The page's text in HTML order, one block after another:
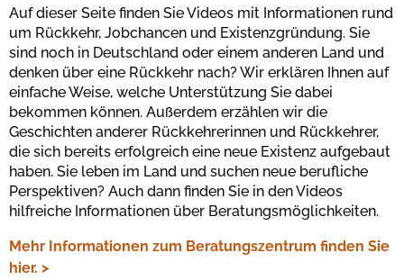
Auf dieser Seite finden Sie Videos mit Informationen rund
um Rückkehr, Jobchancen und Existenzgründung. Sie
sind noch in Deutschland oder einem anderen Land und
denken über eine Rückkehr nach? Wir erklären Ihnen auf
einfache Weise, welche Unterstützung Sie dabei
bekommen können. Außerdem erzählen wir die
Geschichten anderer Rückkehrerinnen und Rückkehrer,
die sich bereits erfolgreich eine neue Existenz aufgebaut
haben. Sie leben im Land und suchen neue berufliche
Perspektiven? Auch dann finden Sie in den Videos
hilfreiche Informationen über Beratungsmöglichkeiten.
Mehr Informationen zum Beratungszentrum finden Sie
hier. >